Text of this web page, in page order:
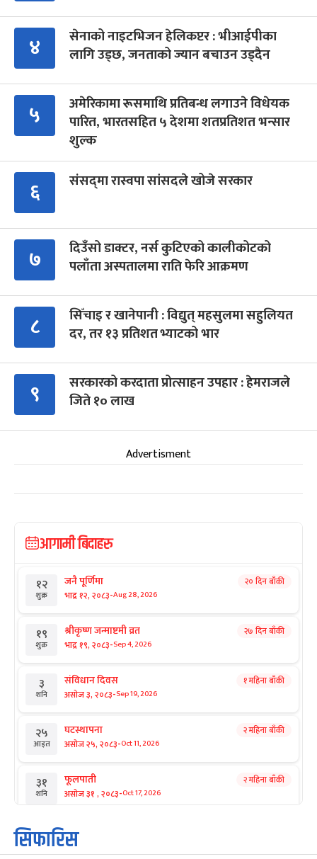
४
सेनाको नाइटभिजन हेलिकप्टर : भीआईपीका
लागि उड्छ, जनताको ज्यान बचाउन उड्दैन
५
अमेरिकामा रूसमाथि प्रतिबन्ध लगाउने विधेयक
पारित, भारतसहित ५ देशमा शतप्रतिशत भन्सार
शुल्क
६ संसद्‍मा रास्वपा सांसदले खोजे सरकार
७
दिउँसो डाक्टर, नर्स कुटिएको कालीकोटको
पलाँता अस्पतालमा राति फेरि आक्रमण
८
सिँचाइ र खानेपानी : विद्युत् महसुलमा सहुलियत
दर, तर १३ प्रतिशत भ्याटको भार
९
सरकारको करदाता प्रोत्साहन उपहार : हेमराजले
जिते १० लाख
Advertisment
आगामी बिदाहरु
१२
शुक्र
जनै पूर्णिमा
भाद्र १२, २०८३-Aug 28, 2026
२० दिन बाँकी
१९
शुक्र
श्रीकृष्ण जन्माष्टमी व्रत
भाद्र १९, २०८३-Sep 4, 2026
२७ दिन बाँकी
३
शनि
संविधान दिवस
असोज ३, २०८३-Sep 19, 2026
१ महिना बाँकी
२५
आइत
घटस्थापना
असोज २५, २०८३-Oct 11, 2026
२ महिना बाँकी
३१
शनि
फूलपाती
असोज ३१ , २०८३-Oct 17, 2026
२ महिना बाँकी
१
आइत
कार्तिक सङ्क्रान्ति
कार्तिक १, २०८३
सिफारिस